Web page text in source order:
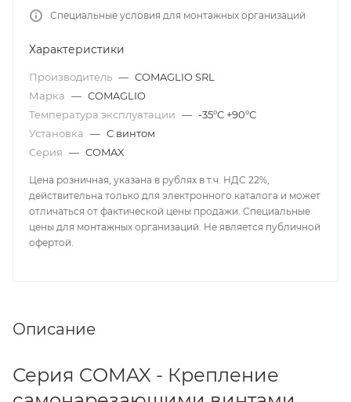
Специальные условия для монтажных организаций
Характеристики
Производитель — COMAGLIO SRL
Марка — COMAGLIO
Температура эксплуатации — -35°С +90°С
Установка — С винтом
Серия — COMAX
Цена розничная, указана в рублях в т.ч. НДС 22%,
действительна только для электронного каталога и может
отличаться от фактической цены продажи. Специальные
цены для монтажных организаций. Не является публичной
офертой.
Описание
Серия COMAX - Крепление